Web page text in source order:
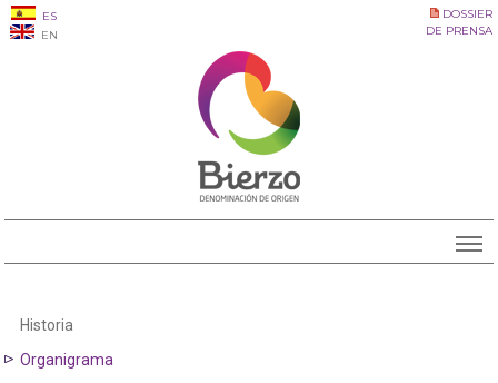
ES
EN
DOSSIER
DE PRENSA
Historia
Organigrama